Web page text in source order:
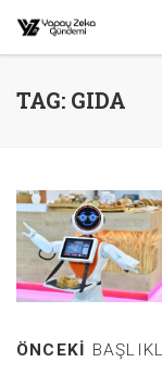
TAG: GIDA
ÖNCEKI